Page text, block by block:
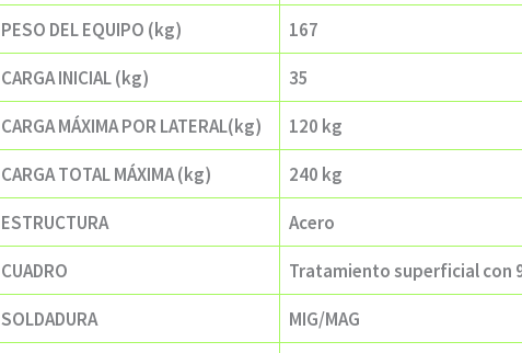
PESO DEL EQUIPO (kg)
167
CARGA INICIAL (kg)
35
CARGA MÁXIMA POR LATERAL(kg)
120 kg
CARGA TOTAL MÁXIMA (kg)
240 kg
ESTRUCTURA
Acero
CUADRO
Tratamiento superficial con
SOLDADURA
MIG/MAG